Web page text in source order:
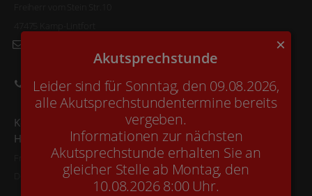
×
Akutsprechstunde
Leider sind für Sonntag, den 09.08.2026,
alle Akutsprechstundentermine bereits
vergeben.
Informationen zur nächsten
Akutsprechstunde erhalten Sie an
gleicher Stelle ab Montag, den
10.08.2026 8:00 Uhr.
02842 - 9 21 49 90
Kontakt Hautarztpraxis Kamp-Lintfort:
Hautarztpraxis Kamp-Lintfort
Freiherr vom Stein Str. 10
D-47475 Kamp-Lintfort